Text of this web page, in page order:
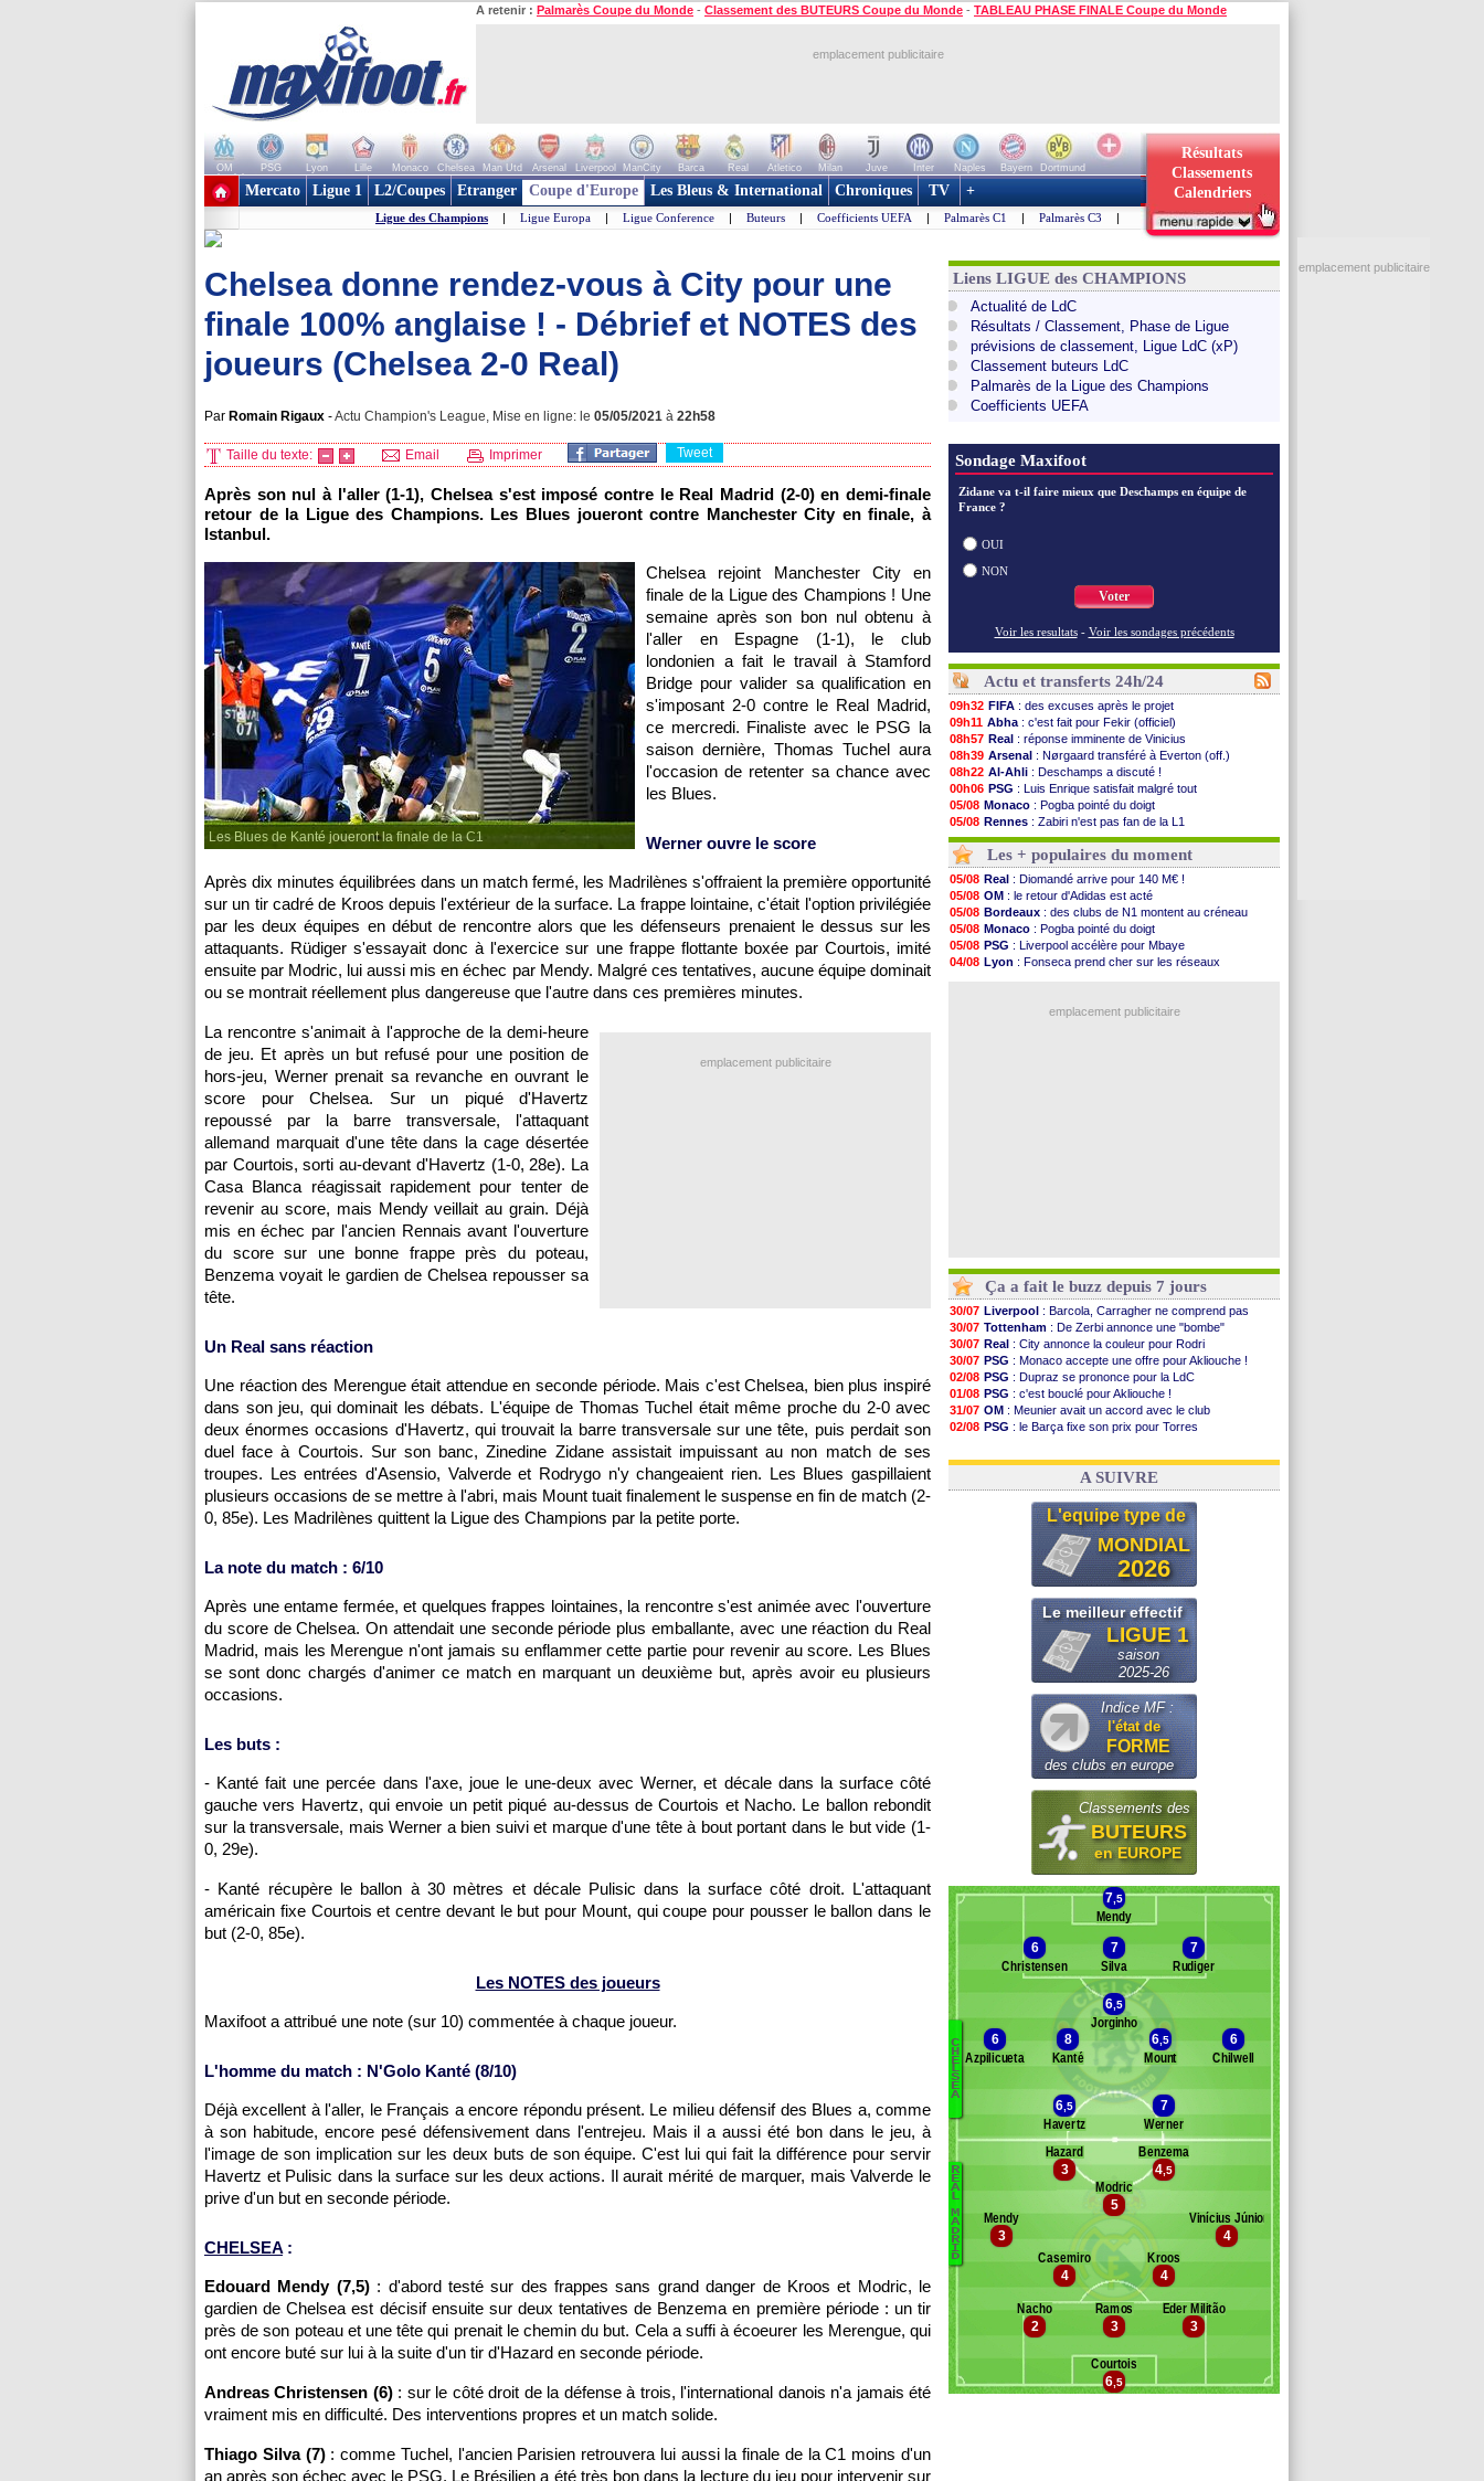
A retenir : Palmarès Coupe du Monde - Classement des BUTEURS Coupe du Monde - TABLEAU PHASE FINALE Coupe du Monde
emplacement publicitaire
OM PSG Lyon Lille Monaco Chelsea Man Utd Arsenal Liverpool ManCity Barca Real Atletico Milan Juve Inter Naples Bayern
Dortmund
+ de clubs
Résultats
Classements
Calendriers
Mercato Ligue 1 L2/Coupes Etranger Coupe d'Europe Les Bleus & International Chroniques TV +
Ligue des Champions | Ligue Europa | Ligue Conference | Buteurs | Coefficients UEFA | Palmarès C1 | Palmarès C3 |
Chelsea donne rendez-vous à City pour une
finale 100% anglaise ! - Débrief et NOTES des
joueurs (Chelsea 2-0 Real)
Par Romain Rigaux -Actu Champion's League, Mise en ligne: le 05/05/2021 à 22h58
Taille du texte: Email Imprimer Tweet
Après son nul à l'aller (1-1), Chelsea s'est imposé contre le Real Madrid (2-0) en demi-finale
retour de la Ligue des Champions. Les Blues joueront contre Manchester City en finale, à
Istanbul.
Les Blues de Kanté joueront la finale de la C1
Chelsea rejoint Manchester City en
finale de la Ligue des Champions ! Une
semaine après son bon nul obtenu à
l'aller en Espagne (1-1), le club
londonien a fait le travail à Stamford
Bridge pour valider sa qualification en
s'imposant 2-0 contre le Real Madrid,
ce mercredi. Finaliste avec le PSG la
saison dernière, Thomas Tuchel aura
l'occasion de retenter sa chance avec
les Blues.
Werner ouvre le score
Après dix minutes équilibrées dans un match fermé, les Madrilènes s'offraient la première opportunité
sur un tir cadré de Kroos depuis l'extérieur de la surface. La frappe lointaine, c'était l'option privilégiée
par les deux équipes en début de rencontre alors que les défenseurs prenaient le dessus sur les
attaquants. Rüdiger s'essayait donc à l'exercice sur une frappe flottante boxée par Courtois, imité
ensuite par Modric, lui aussi mis en échec par Mendy. Malgré ces tentatives, aucune équipe dominait
ou se montrait réellement plus dangereuse que l'autre dans ces premières minutes.
emplacement publicitaire
La rencontre s'animait à l'approche de la demi-heure
de jeu. Et après un but refusé pour une position de
hors-jeu, Werner prenait sa revanche en ouvrant le
score pour Chelsea. Sur un piqué d'Havertz
repoussé par la barre transversale, l'attaquant
allemand marquait d'une tête dans la cage désertée
par Courtois, sorti au-devant d'Havertz (1-0, 28e). La
Casa Blanca réagissait rapidement pour tenter de
revenir au score, mais Mendy veillait au grain. Déjà
mis en échec par l'ancien Rennais avant l'ouverture
du score sur une bonne frappe près du poteau,
Benzema voyait le gardien de Chelsea repousser sa
tête.
Un Real sans réaction
Une réaction des Merengue était attendue en seconde période. Mais c'est Chelsea, bien plus inspiré
dans son jeu, qui dominait les débats. L'équipe de Thomas Tuchel était même proche du 2-0 avec
deux énormes occasions d'Havertz, qui trouvait la barre transversale sur une tête, puis perdait son
duel face à Courtois. Sur son banc, Zinedine Zidane assistait impuissant au non match de ses
troupes. Les entrées d'Asensio, Valverde et Rodrygo n'y changeaient rien. Les Blues gaspillaient
plusieurs occasions de se mettre à l'abri, mais Mount tuait finalement le suspense en fin de match (2-
0, 85e). Les Madrilènes quittent la Ligue des Champions par la petite porte.
La note du match : 6/10
Après une entame fermée, et quelques frappes lointaines, la rencontre s'est animée avec l'ouverture
du score de Chelsea. On attendait une seconde période plus emballante, avec une réaction du Real
Madrid, mais les Merengue n'ont jamais su enflammer cette partie pour revenir au score. Les Blues
se sont donc chargés d'animer ce match en marquant un deuxième but, après avoir eu plusieurs
occasions.
Les buts :
- Kanté fait une percée dans l'axe, joue le une-deux avec Werner, et décale dans la surface côté
gauche vers Havertz, qui envoie un petit piqué au-dessus de Courtois et Nacho. Le ballon rebondit
sur la transversale, mais Werner a bien suivi et marque d'une tête à bout portant dans le but vide (1-
0, 29e).
- Kanté récupère le ballon à 30 mètres et décale Pulisic dans la surface côté droit. L'attaquant
américain fixe Courtois et centre devant le but pour Mount, qui coupe pour pousser le ballon dans le
but (2-0, 85e).
Les NOTES des joueurs
Maxifoot a attribué une note (sur 10) commentée à chaque joueur.
L'homme du match : N'Golo Kanté (8/10)
Déjà excellent à l'aller, le Français a encore répondu présent. Le milieu défensif des Blues a, comme
à son habitude, encore pesé défensivement dans l'entrejeu. Mais il a aussi été bon dans le jeu, à
l'image de son implication sur les deux buts de son équipe. C'est lui qui fait la différence pour servir
Havertz et Pulisic dans la surface sur les deux actions. Il aurait mérité de marquer, mais Valverde le
prive d'un but en seconde période.
CHELSEA :
Edouard Mendy (7,5): d'abord testé sur des frappes sans grand danger de Kroos et Modric, le
gardien de Chelsea est décisif ensuite sur deux tentatives de Benzema en première période : un tir
près de son poteau et une tête qui prenait le chemin du but. Cela a suffi à écoeurer les Merengue, qui
ont encore buté sur lui à la suite d'un tir d'Hazard en seconde période.
Andreas Christensen (6): sur le côté droit de la défense à trois, l'international danois n'a jamais été
vraiment mis en difficulté. Des interventions propres et un match solide.
Thiago Silva (7): comme Tuchel, l'ancien Parisien retrouvera lui aussi la finale de la C1 moins d'un
an après son échec avec le PSG. Le Brésilien a été très bon dans la lecture du jeu pour intervenir sur
Liens LIGUE des CHAMPIONS
Actualité de LdC
Résultats / Classement, Phase de Ligue
prévisions de classement, Ligue LdC (xP)
Classement buteurs LdC
Palmarès de la Ligue des Champions
Coefficients UEFA
Sondage Maxifoot
Zidane va t-il faire mieux que Deschamps en équipe de
France ?
OUI
NON
Voter
Voir les resultats - Voir les sondages précédents
Actu et transferts 24h/24
09h32 FIFA : des excuses après le projet
09h11 Abha : c'est fait pour Fekir (officiel)
08h57 Real : réponse imminente de Vinicius
08h39 Arsenal : Nørgaard transféré à Everton (off.)
08h22 Al-Ahli : Deschamps a discuté !
00h06 PSG : Luis Enrique satisfait malgré tout
05/08 Monaco : Pogba pointé du doigt
05/08 Rennes : Zabiri n'est pas fan de la L1
05/08 Rennes: une offre de Fulham pour Aït Boudlal
05/08
VIDEO: Thomasson et Cresswell réconciliés
05/08 Dunkerque: Nzonzi avait des pistes en L1
05/08 Lyon : Mangala sur le départ
05/08 Amical: Arsenal s'incline face au Real Betis
05/08 Amical: lourde défaite pour le PSG
05/08 Man City : Maresca flou pour Reijnders
05/08 LdC : Fenerbahçe prend une belle option
05/08 Al-Diriyah: Mbemba arrive libre (officiel)
: le joli but de Greenwood avec le Fener !
Les + populaires du moment
05/08 Real : Diomandé arrive pour 140 M€ !
05/08 OM : le retour d'Adidas est acté
05/08 Bordeaux : des clubs de N1 montent au créneau
05/08 Monaco : Pogba pointé du doigt
05/08 PSG : Liverpool accélère pour Mbaye
04/08 Lyon : Fonseca prend cher sur les réseaux
emplacement publicitaire
Ça a fait le buzz depuis 7 jours
30/07 Liverpool : Barcola, Carragher ne comprend pas
30/07 Tottenham : De Zerbi annonce une "bombe"
30/07 Real : City annonce la couleur pour Rodri
30/07 PSG : Monaco accepte une offre pour Akliouche !
02/08 PSG : Dupraz se prononce pour la LdC
01/08 PSG : c'est bouclé pour Akliouche !
31/07 OM : Meunier avait un accord avec le club
02/08 PSG : le Barça fixe son prix pour Torres
03/08 FIFA: Infantino sollicite Trump
A SUIVRE
L'equipe type de
MONDIAL
2026
Le meilleur effectif
LIGUE 1
saison
2025-26
Indice MF :
l'état de
FORME
des clubs en europe
Classements des
BUTEURS
en EUROPE
Banc des remplaçants Chelsea
C
H
E
L
S
E
A
Banc des remplaçantsReal Madrid
R
E
A
L
M
A
D
R
I
D
7 ,5
Mendy
6
Christensen
7
Silva
7
Rudiger
6 ,5
Jorginho
6
Azpilicueta
8
Kanté
6 ,5
Mount
6
Chilwell
6 ,5
Havertz
7
Werner
6 ,5
Courtois
3
Éder Militão
3
Ramos
2
Nacho
4
Kroos
4
Casemiro
4
Vinícius Júnior
3
Mendy
5
Modric
4 ,5
Benzema
3
Hazard
emplacement publicitaire